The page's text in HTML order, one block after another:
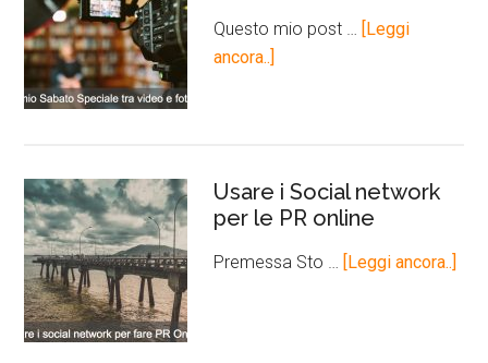
Questo mio post …
[Leggi
ancora..]
Usare i Social network
per le PR online
Premessa Sto … [Leggi ancora..]